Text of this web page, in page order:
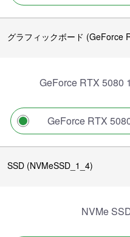
グラフィックボード (GeForce
GeForce RTX 5080
GeForce RTX
SSD (NVMeSSD_1_4)
NVMe